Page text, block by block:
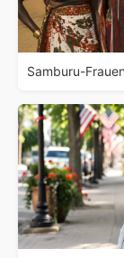
Samburu-